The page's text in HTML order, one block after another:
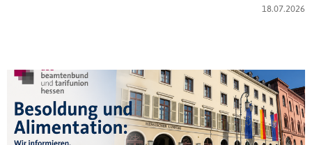
18.07.2026